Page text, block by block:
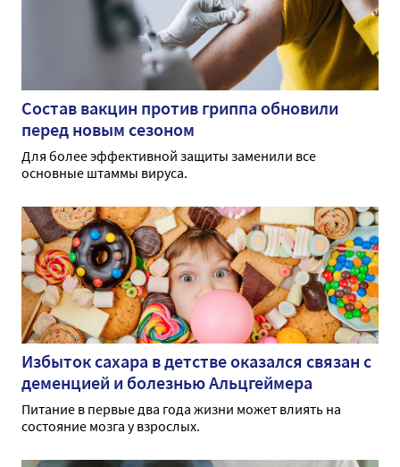
Состав вакцин против гриппа обновили
перед новым сезоном
Для более эффективной защиты заменили все
основные штаммы вируса.
Избыток сахара в детстве оказался связан с
деменцией и болезнью Альцгеймера
Питание в первые два года жизни может влиять на
состояние мозга у взрослых.